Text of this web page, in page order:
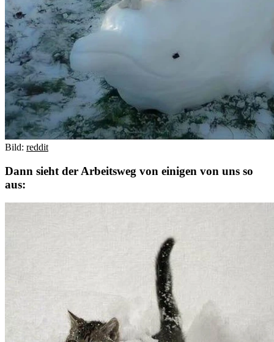
Bild: reddit
Dann sieht der Arbeitsweg von einigen von uns so
aus: